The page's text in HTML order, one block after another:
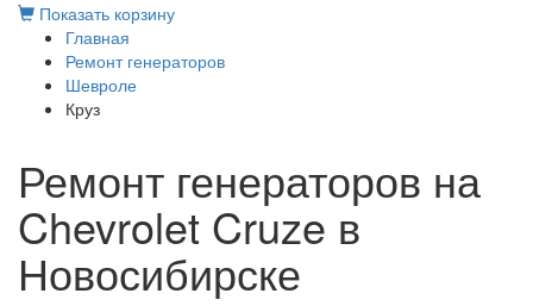
Показать корзину
Главная
Ремонт генераторов
Шевроле
Круз
Ремонт генераторов на
Chevrolet Cruze в
Новосибирске